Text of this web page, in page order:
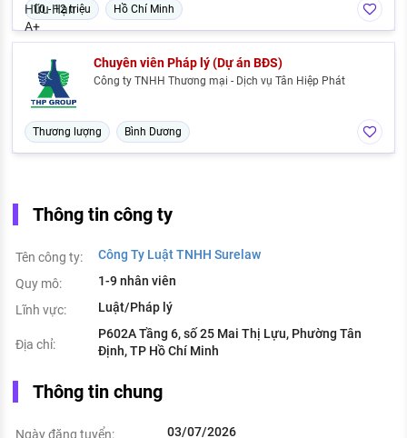
10 - 12 triệu Hồ Chí Minh
Chuyên viên Pháp lý (Dự án BĐS)
Công ty TNHH Thương mại - Dịch vụ Tân Hiệp Phát
Thương lượng Bình Dương
Thông tin công ty
Tên công ty:
Công Ty Luật TNHH Surelaw
Quy mô:
1-9 nhân viên
Lĩnh vực:
Luật/Pháp lý
Địa chỉ:
P602A Tầng 6, số 25 Mai Thị Lựu, Phường Tân
Định, TP Hồ Chí Minh
Thông tin chung
Ngày đăng tuyển: 03/07/2026